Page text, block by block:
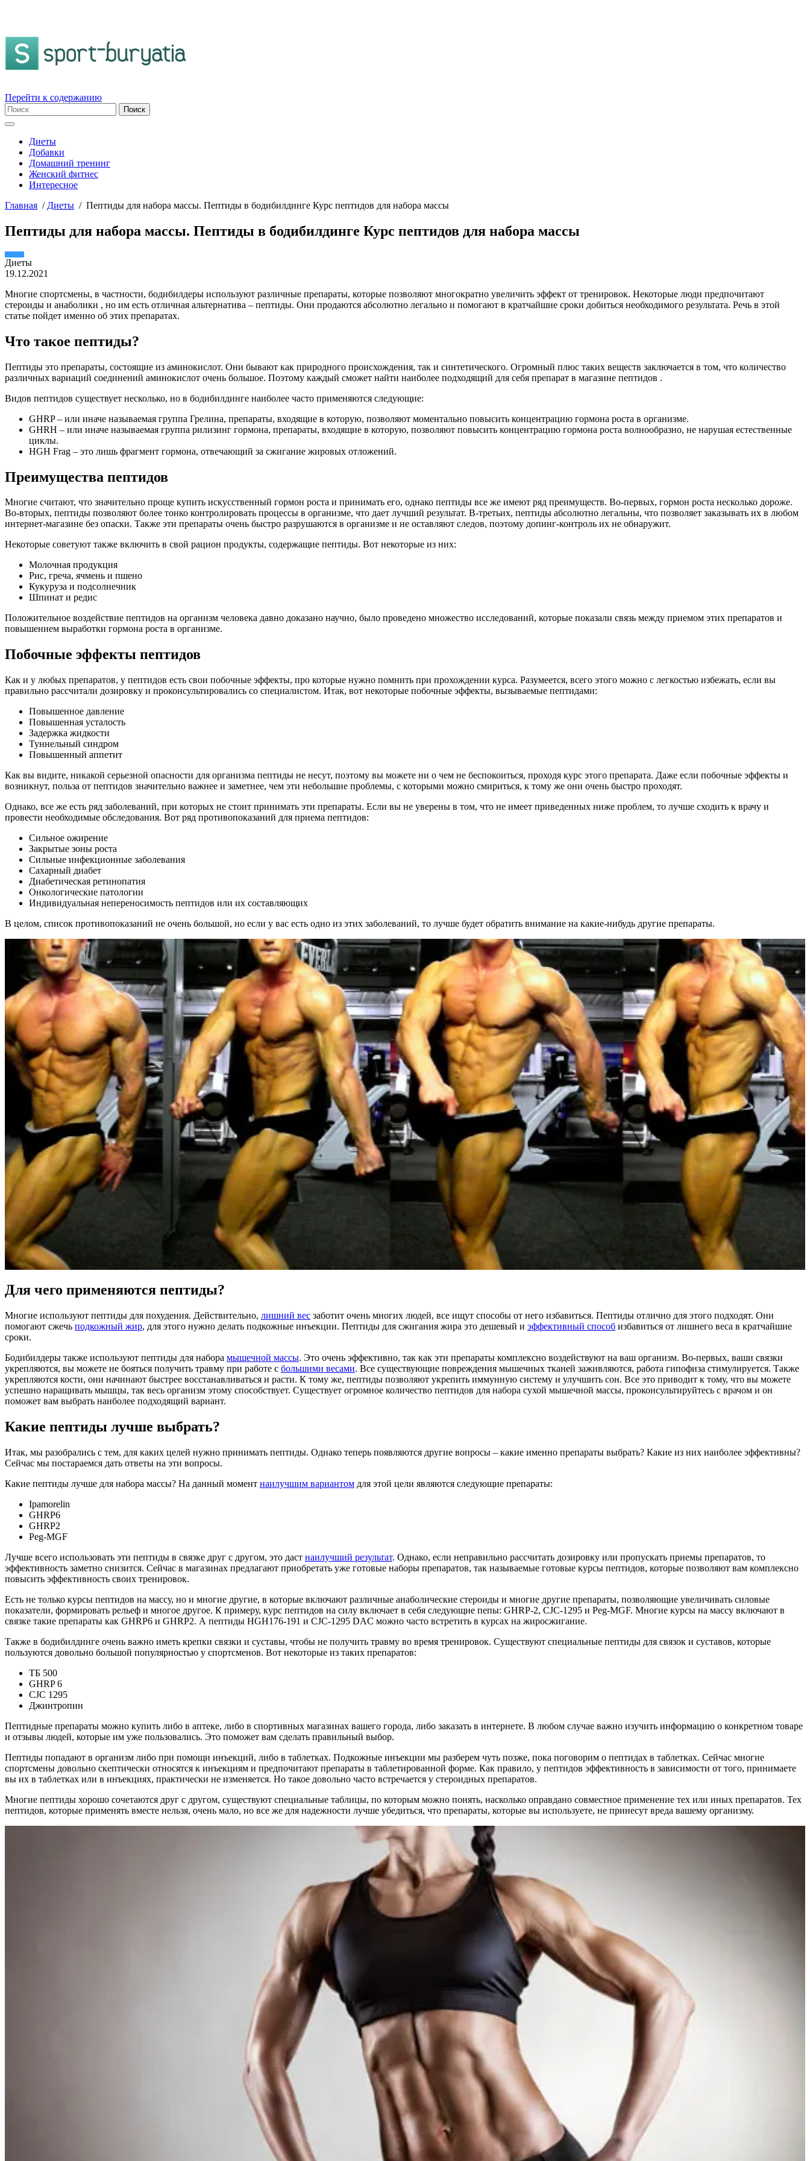
Перейти к содержанию
Диеты
Добавки
Домашний тренинг
Женский фитнес
Интересное
Главная / Диеты / Пептиды для набора массы. Пептиды в бодибилдинге Курс пептидов для набора массы
Пептиды для набора массы. Пептиды в бодибилдинге Курс пептидов для набора массы
Диеты
19.12.2021
Многие спортсмены, в частности, бодибилдеры используют различные препараты, которые позволяют многократно увеличить эффект от тренировок. Некоторые люди предпочитают
стероиды и анаболики , но им есть отличная альтернатива – пептиды. Они продаются абсолютно легально и помогают в кратчайшие сроки добиться необходимого результата. Речь в этой
статье пойдет именно об этих препаратах.
Что такое пептиды?
Пептиды это препараты, состоящие из аминокислот. Они бывают как природного происхождения, так и синтетического. Огромный плюс таких веществ заключается в том, что количество
различных вариаций соединений аминокислот очень большое. Поэтому каждый сможет найти наиболее подходящий для себя препарат в магазине пептидов .
Видов пептидов существует несколько, но в бодибилдинге наиболее часто применяются следующие:
GHRP – или иначе называемая группа Грелина, препараты, входящие в которую, позволяют моментально повысить концентрацию гормона роста в организме.
GHRH – или иначе называемая группа рилизинг гормона, препараты, входящие в которую, позволяют повысить концентрацию гормона роста волнообразно, не нарушая естественные
циклы.
HGH Frag – это лишь фрагмент гормона, отвечающий за сжигание жировых отложений.
Преимущества пептидов
Многие считают, что значительно проще купить искусственный гормон роста и принимать его, однако пептиды все же имеют ряд преимуществ. Во-первых, гормон роста несколько дороже.
Во-вторых, пептиды позволяют более тонко контролировать процессы в организме, что дает лучший результат. В-третьих, пептиды абсолютно легальны, что позволяет заказывать их в любом
интернет-магазине без опаски. Также эти препараты очень быстро разрушаются в организме и не оставляют следов, поэтому допинг-контроль их не обнаружит.
Некоторые советуют также включить в свой рацион продукты, содержащие пептиды. Вот некоторые из них:
Молочная продукция
Рис, греча, ячмень и пшено
Кукуруза и подсолнечник
Шпинат и редис
Положительное воздействие пептидов на организм человека давно доказано научно, было проведено множество исследований, которые показали связь между приемом этих препаратов и
повышением выработки гормона роста в организме.
Побочные эффекты пептидов
Как и у любых препаратов, у пептидов есть свои побочные эффекты, про которые нужно помнить при прохождении курса. Разумеется, всего этого можно с легкостью избежать, если вы
правильно рассчитали дозировку и проконсультировались со специалистом. Итак, вот некоторые побочные эффекты, вызываемые пептидами:
Повышенное давление
Повышенная усталость
Задержка жидкости
Туннельный синдром
Повышенный аппетит
Как вы видите, никакой серьезной опасности для организма пептиды не несут, поэтому вы можете ни о чем не беспокоиться, проходя курс этого препарата. Даже если побочные эффекты и
возникнут, польза от пептидов значительно важнее и заметнее, чем эти небольшие проблемы, с которыми можно смириться, к тому же они очень быстро проходят.
Однако, все же есть ряд заболеваний, при которых не стоит принимать эти препараты. Если вы не уверены в том, что не имеет приведенных ниже проблем, то лучше сходить к врачу и
провести необходимые обследования. Вот ряд противопоказаний для приема пептидов:
Сильное ожирение
Закрытые зоны роста
Сильные инфекционные заболевания
Сахарный диабет
Диабетическая ретинопатия
Онкологические патологии
Индивидуальная непереносимость пептидов или их составляющих
В целом, список противопоказаний не очень большой, но если у вас есть одно из этих заболеваний, то лучше будет обратить внимание на какие-нибудь другие препараты.
Для чего применяются пептиды?
Многие используют пептиды для похудения. Действительно, лишний вес заботит очень многих людей, все ищут способы от него избавиться. Пептиды отлично для этого подходят. Они
помогают сжечь подкожный жир, для этого нужно делать подкожные инъекции. Пептиды для сжигания жира это дешевый и эффективный способ избавиться от лишнего веса в кратчайшие
сроки.
Бодибилдеры также используют пептиды для набора мышечной массы. Это очень эффективно, так как эти препараты комплексно воздействуют на ваш организм. Во-первых, ваши связки
укрепляются, вы можете не бояться получить травму при работе с большими весами. Все существующие повреждения мышечных тканей заживляются, работа гипофиза стимулируется. Также
укрепляются кости, они начинают быстрее восстанавливаться и расти. К тому же, пептиды позволяют укрепить иммунную систему и улучшить сон. Все это приводит к тому, что вы можете
успешно наращивать мышцы, так весь организм этому способствует. Существует огромное количество пептидов для набора сухой мышечной массы, проконсультируйтесь с врачом и он
поможет вам выбрать наиболее подходящий вариант.
Какие пептиды лучше выбрать?
Итак, мы разобрались с тем, для каких целей нужно принимать пептиды. Однако теперь появляются другие вопросы – какие именно препараты выбрать? Какие из них наиболее эффективны?
Сейчас мы постараемся дать ответы на эти вопросы.
Какие пептиды лучше для набора массы? На данный момент наилучшим вариантом для этой цели являются следующие препараты:
Ipamorelin
GHRP6
GHRP2
Peg-MGF
Лучше всего использовать эти пептиды в связке друг с другом, это даст наилучший результат. Однако, если неправильно рассчитать дозировку или пропускать приемы препаратов, то
эффективность заметно снизится. Сейчас в магазинах предлагают приобретать уже готовые наборы препаратов, так называемые готовые курсы пептидов, которые позволяют вам комплексно
повысить эффективность своих тренировок.
Есть не только курсы пептидов на массу, но и многие другие, в которые включают различные анаболические стероиды и многие другие препараты, позволяющие увеличивать силовые
показатели, формировать рельеф и многое другое. К примеру, курс пептидов на силу включает в себя следующие пепы: GHRP-2, CJC-1295 и Peg-MGF. Многие курсы на массу включают в
связке такие препараты как GHRP6 и GHRP2. А пептиды HGH176-191 и CJC-1295 DAC можно часто встретить в курсах на жиросжигание.
Также в бодибилдинге очень важно иметь крепки связки и суставы, чтобы не получить травму во время тренировок. Существуют специальные пептиды для связок и суставов, которые
пользуются довольно большой популярностью у спортсменов. Вот некоторые из таких препаратов:
ТБ 500
GHRP 6
CJC 1295
Джинтропин
Пептидные препараты можно купить либо в аптеке, либо в спортивных магазинах вашего города, либо заказать в интернете. В любом случае важно изучить информацию о конкретном товаре
и отзывы людей, которые им уже пользовались. Это поможет вам сделать правильный выбор.
Пептиды попадают в организм либо при помощи инъекций, либо в таблетках. Подкожные инъекции мы разберем чуть позже, пока поговорим о пептидах в таблетках. Сейчас многие
спортсмены довольно скептически относятся к инъекциям и предпочитают препараты в таблетированной форме. Как правило, у пептидов эффективность в зависимости от того, принимаете
вы их в таблетках или в инъекциях, практически не изменяется. Но такое довольно часто встречается у стероидных препаратов.
Многие пептиды хорошо сочетаются друг с другом, существуют специальные таблицы, по которым можно понять, насколько оправдано совместное применение тех или иных препаратов. Тех
пептидов, которые применять вместе нельзя, очень мало, но все же для надежности лучше убедиться, что препараты, которые вы используете, не принесут вреда вашему организму.